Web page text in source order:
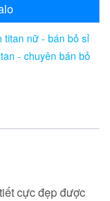
titan nữ - bán bỏ sỉ
- chuyên bán bỏ
cực đẹp được